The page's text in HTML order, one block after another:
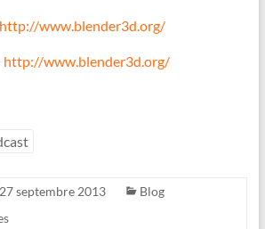
http://www.blender3d.org/
http://www.blender3d.org/
27 septembre 2013
Blog